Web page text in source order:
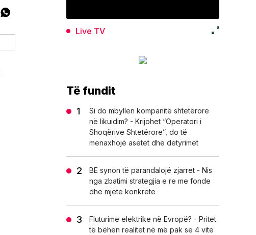
Live TV
Të fundit
Si do mbyllen kompanitë shtetërore
në likuidim? - Krijohet “Operatori i
Shoqërive Shtetërore”, do të
menaxhojë asetet dhe detyrimet
BE synon të parandalojë zjarret - Nis
nga zbatimi strategjia e re me fonde
dhe mjete konkrete
Fluturime elektrike në Evropë? - Pritet
të bëhen realitet në më pak se 4 vite